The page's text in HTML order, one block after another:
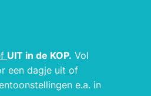
UIT in de KOP. Vol
een dagje uit of
e.a. in